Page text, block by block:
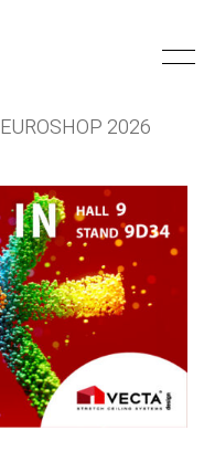
EUROSHOP 2026